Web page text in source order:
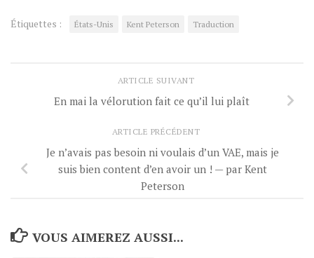
Étiquettes : États-Unis Kent Peterson Traduction
ARTICLE SUIVANT
En mai la vélorution fait ce qu’il lui plaît
ARTICLE PRÉCÉDENT
Je n’avais pas besoin ni voulais d’un VAE, mais je
suis bien content d’en avoir un ! — par Kent
Peterson
VOUS AIMEREZ AUSSI...